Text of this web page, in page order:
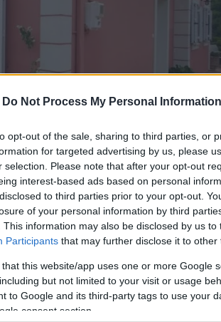
Do Not Process My Personal Information
opt-out of the sale, sharing to third parties, or
for targeted advertising by us, please
selection. Please note that after your opt-out
interest-based ads based on personal
to third parties prior to your opt-out.
of your personal information by third
This information may also be disclosed by us
Participants that may further disclose it to other
that this website/app uses one or more Google
but not limited to your visit or usage
to Google and its third-party tags to use your
consent section.
τις ανέσεις στον γραφικό
Μελισσάνης.